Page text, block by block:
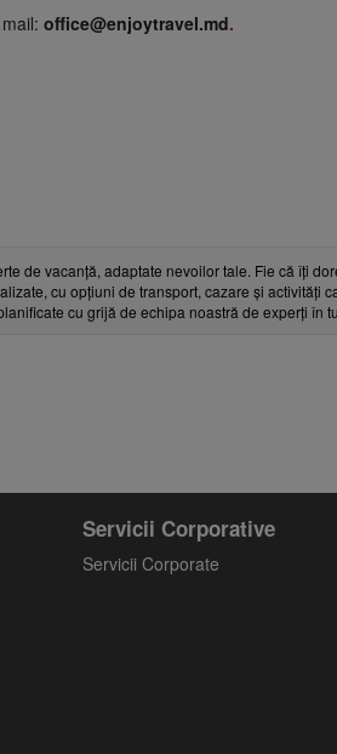
office@enjoytravel.md.
de vacanță, adaptate nevoilor tale. Fie că îți
cu opțiuni de transport, cazare și activități
cu grijă de echipa noastră de experți în
Servicii Corporative
Servicii Corporate